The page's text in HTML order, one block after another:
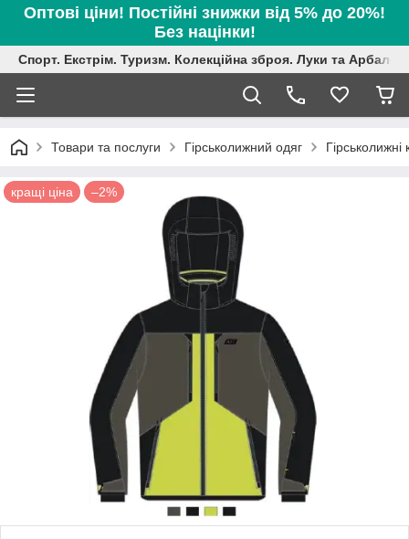
Оптові ціни! Постійні знижки від 5% до 20%!
Без націнки!
Спорт. Екстрім. Туризм. Колекційна зброя. Луки та
Товари та послуги Гірськолижний одяг
кращі ціна –2%